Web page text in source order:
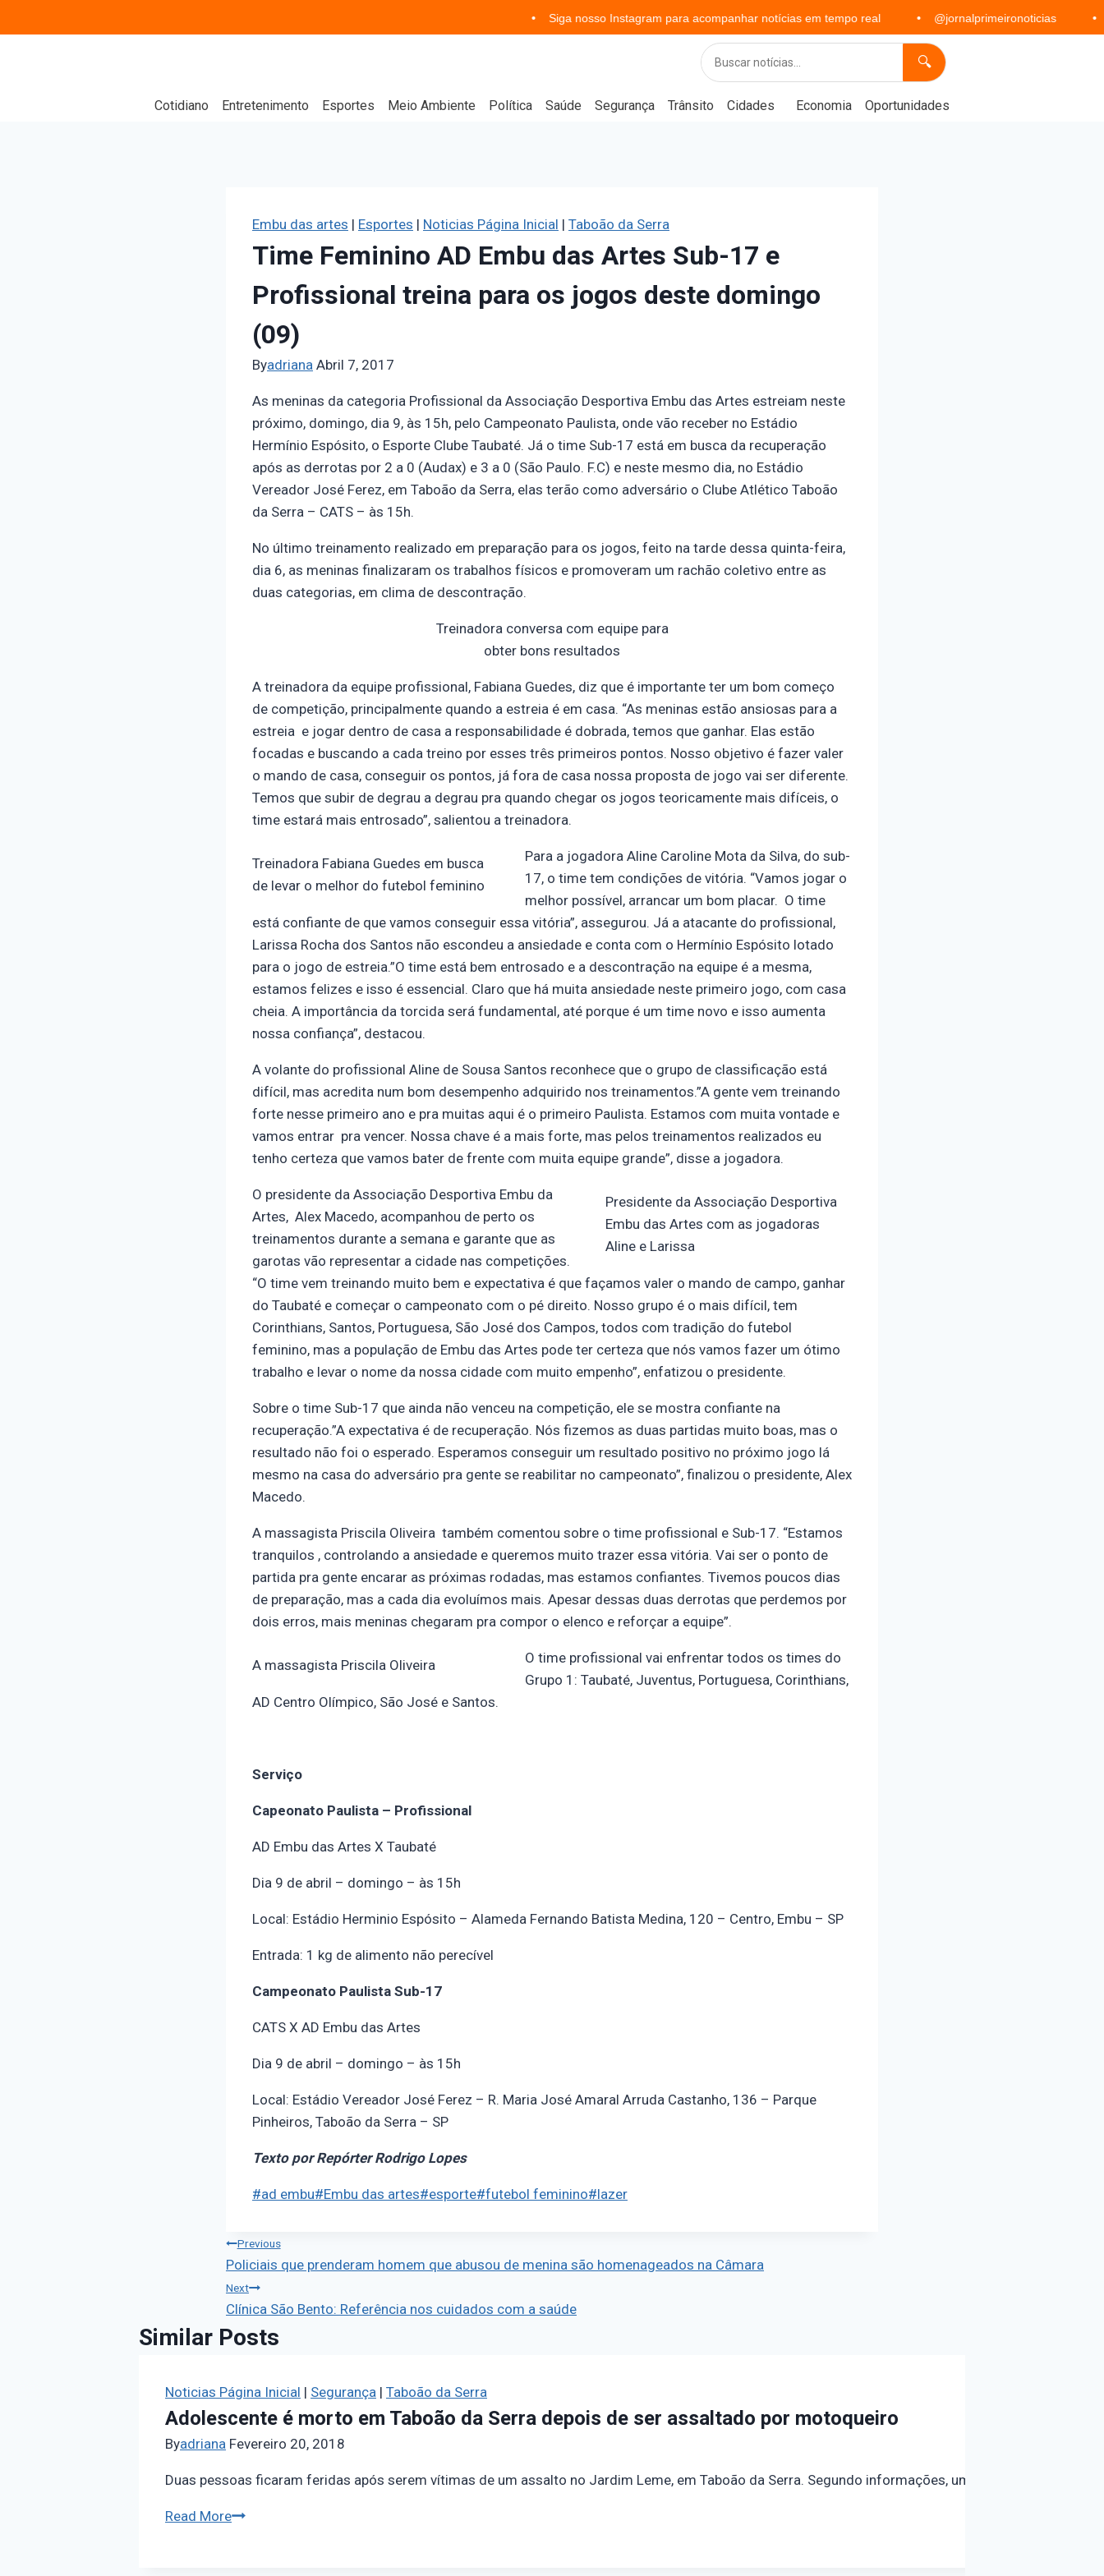
Siga nosso Instagram para acompanhar notícias em tempo real @jornalprimeironoticias Política,
🔍
Cotidiano Entretenimento Esportes Meio Ambiente Política Saúde Segurança Trânsito Cidades Economia Oportunidades
Embu das artes | Esportes | Noticias Página Inicial | Taboão da Serra
Time Feminino AD Embu das Artes Sub-17 e
Profissional treina para os jogos deste domingo
(09)
Byadriana Abril 7, 2017
As meninas da categoria Profissional da Associação Desportiva Embu das Artes estreiam neste
próximo, domingo, dia 9, às 15h, pelo Campeonato Paulista, onde vão receber no Estádio
Hermínio Espósito, o Esporte Clube Taubaté. Já o time Sub-17 está em busca da recuperação
após as derrotas por 2 a 0 (Audax) e 3 a 0 (São Paulo. F.C) e neste mesmo dia, no Estádio
Vereador José Ferez, em Taboão da Serra, elas terão como adversário o Clube Atlético Taboão
da Serra – CATS – às 15h.
No último treinamento realizado em preparação para os jogos, feito na tarde dessa quinta-feira,
dia 6, as meninas finalizaram os trabalhos físicos e promoveram um rachão coletivo entre as
duas categorias, em clima de descontração.
Treinadora conversa com equipe para
obter bons resultados
A treinadora da equipe profissional, Fabiana Guedes, diz que é importante ter um bom começo
de competição, principalmente quando a estreia é em casa. “As meninas estão ansiosas para a
estreia e jogar dentro de casa a responsabilidade é dobrada, temos que ganhar. Elas estão
focadas e buscando a cada treino por esses três primeiros pontos. Nosso objetivo é fazer valer
o mando de casa, conseguir os pontos, já fora de casa nossa proposta de jogo vai ser diferente.
Temos que subir de degrau a degrau pra quando chegar os jogos teoricamente mais difíceis, o
time estará mais entrosado”, salientou a treinadora.
Treinadora Fabiana Guedes em busca
de levar o melhor do futebol feminino
Para a jogadora Aline Caroline Mota da Silva, do sub-
17, o time tem condições de vitória. “Vamos jogar o
melhor possível, arrancar um bom placar. O time
está confiante de que vamos conseguir essa vitória”, assegurou. Já a atacante do profissional,
Larissa Rocha dos Santos não escondeu a ansiedade e conta com o Hermínio Espósito lotado
para o jogo de estreia.”O time está bem entrosado e a descontração na equipe é a mesma,
estamos felizes e isso é essencial. Claro que há muita ansiedade neste primeiro jogo, com casa
cheia. A importância da torcida será fundamental, até porque é um time novo e isso aumenta
nossa confiança”, destacou.
A volante do profissional Aline de Sousa Santos reconhece que o grupo de classificação está
difícil, mas acredita num bom desempenho adquirido nos treinamentos.”A gente vem treinando
forte nesse primeiro ano e pra muitas aqui é o primeiro Paulista. Estamos com muita vontade e
vamos entrar pra vencer. Nossa chave é a mais forte, mas pelos treinamentos realizados eu
tenho certeza que vamos bater de frente com muita equipe grande”, disse a jogadora.
Presidente da Associação Desportiva
Embu das Artes com as jogadoras
Aline e Larissa
O presidente da Associação Desportiva Embu da
Artes, Alex Macedo, acompanhou de perto os
treinamentos durante a semana e garante que as
garotas vão representar a cidade nas competições.
“O time vem treinando muito bem e expectativa é que façamos valer o mando de campo, ganhar
do Taubaté e começar o campeonato com o pé direito. Nosso grupo é o mais difícil, tem
Corinthians, Santos, Portuguesa, São José dos Campos, todos com tradição do futebol
feminino, mas a população de Embu das Artes pode ter certeza que nós vamos fazer um ótimo
trabalho e levar o nome da nossa cidade com muito empenho”, enfatizou o presidente.
Sobre o time Sub-17 que ainda não venceu na competição, ele se mostra confiante na
recuperação.”A expectativa é de recuperação. Nós fizemos as duas partidas muito boas, mas o
resultado não foi o esperado. Esperamos conseguir um resultado positivo no próximo jogo lá
mesmo na casa do adversário pra gente se reabilitar no campeonato”, finalizou o presidente, Alex
Macedo.
A massagista Priscila Oliveira também comentou sobre o time profissional e Sub-17. “Estamos
tranquilos , controlando a ansiedade e queremos muito trazer essa vitória. Vai ser o ponto de
partida pra gente encarar as próximas rodadas, mas estamos confiantes. Tivemos poucos dias
de preparação, mas a cada dia evoluímos mais. Apesar dessas duas derrotas que perdemos por
dois erros, mais meninas chegaram pra compor o elenco e reforçar a equipe”.
A massagista Priscila Oliveira
O time profissional vai enfrentar todos os times do
Grupo 1: Taubaté, Juventus, Portuguesa, Corinthians,
AD Centro Olímpico, São José e Santos.
Serviço
Capeonato Paulista – Profissional
AD Embu das Artes X Taubaté
Dia 9 de abril – domingo – às 15h
Local: Estádio Herminio Espósito – Alameda Fernando Batista Medina, 120 – Centro, Embu – SP
Entrada: 1 kg de alimento não perecível
Campeonato Paulista Sub-17
CATS X AD Embu das Artes
Dia 9 de abril – domingo – às 15h
Local: Estádio Vereador José Ferez – R. Maria José Amaral Arruda Castanho, 136 – Parque
Pinheiros, Taboão da Serra – SP
Texto por Repórter Rodrigo Lopes
#ad embu#Embu das artes#esporte#futebol feminino#lazer
Previous
Policiais que prenderam homem que abusou de menina são homenageados na Câmara
Next
Clínica São Bento: Referência nos cuidados com a saúde
Similar Posts
Noticias Página Inicial | Segurança | Taboão da Serra
Adolescente é morto em Taboão da Serra depois de ser assaltado por motoqueiro
Byadriana Fevereiro 20, 2018
Duas pessoas ficaram feridas após serem vítimas de um assalto no Jardim Leme, em Taboão da Serra. Segundo informações, um motoqueiro em
Read More